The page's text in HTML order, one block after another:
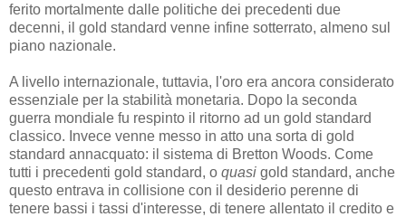
ferito mortalmente dalle politiche dei precedenti due
decenni, il gold standard venne infine sotterrato, almeno sul
piano nazionale.
A livello internazionale, tuttavia, l'oro era ancora considerato
essenziale per la stabilità monetaria. Dopo la seconda
guerra mondiale fu respinto il ritorno ad un gold standard
classico. Invece venne messo in atto una sorta di gold
standard annacquato: il sistema di Bretton Woods. Come
tutti i precedenti gold standard, o quasi gold standard, anche
questo entrava in collisione con il desiderio perenne di
tenere bassi i tassi d'interesse, di tenere allentato il credito e